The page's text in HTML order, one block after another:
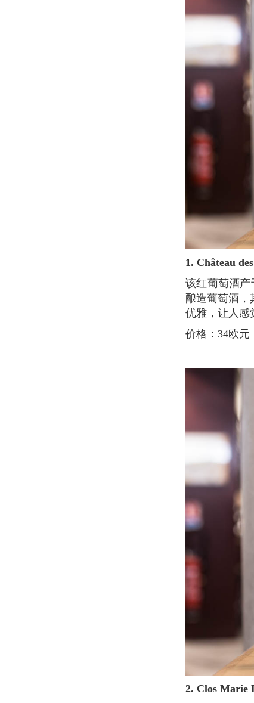
1. Château
该红葡萄酒产于传统的第四代葡萄园中。 Christophe Landry用Biodinami Farming种植的葡萄
酿造葡萄酒，
优雅，让人感
价格：34欧元
2. Clos